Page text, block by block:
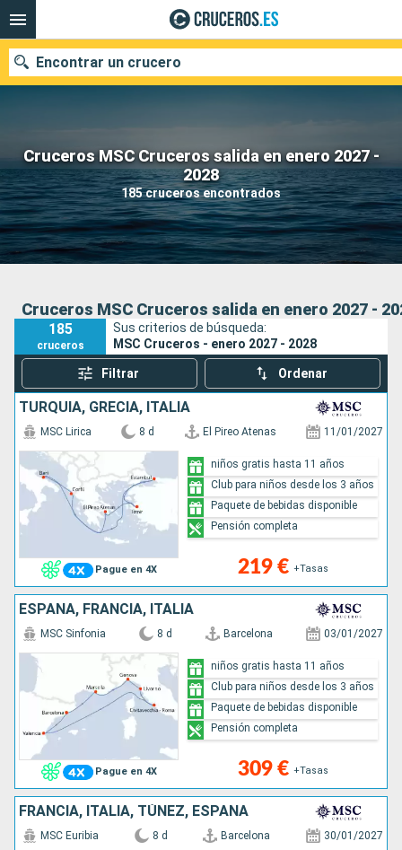
Cruceros MSC Cruceros salida en enero 2027 -
2028
185 cruceros encontrados
Encontrar un crucero
Nuestros destinos
Fecha de salida
Puertos Compañías
Cruceros MSC Cruceros salida en enero 2027 -
185
cruceros
Sus criterios de búsqueda:
MSC Cruceros - enero 2027 - 2028
Filtrar Ordenar
TURQUÍA, GRECIA, ITALIA
Pague en 4X
MSC Lirica 8 d El Pireo Atenas 11/01/2027
219 € +Tasas
niños gratis hasta 11 años
Club para niños desde los 3 años
Paquete de bebidas disponible
Pensión completa
ESPAÑA, FRANCIA, ITALIA
Pague en 4X
MSC Sinfonia 8 d Barcelona 03/01/2027
309 € +Tasas
niños gratis hasta 11 años
Club para niños desde los 3 años
Paquete de bebidas disponible
Pensión completa
FRANCIA, ITALIA, TÚNEZ, ESPAÑA
MSC Euribia 8 d Barcelona 30/01/2027